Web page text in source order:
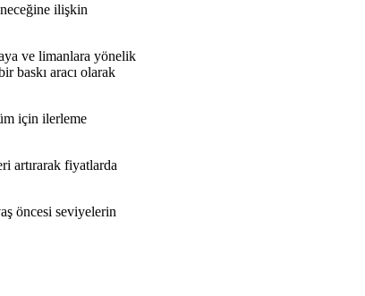
ilişkin
ve limanlara yönelik
baskı aracı olarak
için ilerleme
artırarak fiyatlarda
öncesi seviyelerin